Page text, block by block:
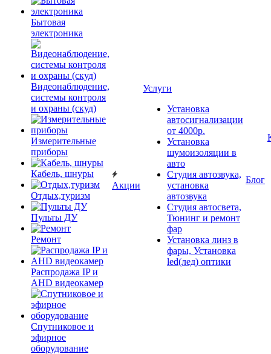
Бытовая
электроника
Видеонаблюдение,
системы контроля
и охраны (скуд)
Измерительные
приборы
Кабель, шнуры
Отдых,туризм
Пульты ДУ
Ремонт
Распродажа IP и
AHD видеокамер
Спутниковое и
эфирное
оборудование
Акции
Услуги
Установка
автосигнализации
от 4000р.
Установка
шумоизоляции в
авто
Студия автозвука,
установка
автозвука
Студия автосвета,
Тюнинг и ремонт
фар
Установка линз в
фары, Установка
led(лед) оптики
Блог